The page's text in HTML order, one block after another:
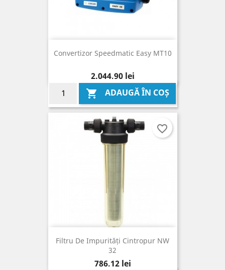
Convertizor Speedmatic Easy MT10
Pret
2.044,90 lei
 ADAUGĂ ÎN COȘ
Filtru De Impurități Cintropur NW
32
Pret
786,12 lei
favorite_border